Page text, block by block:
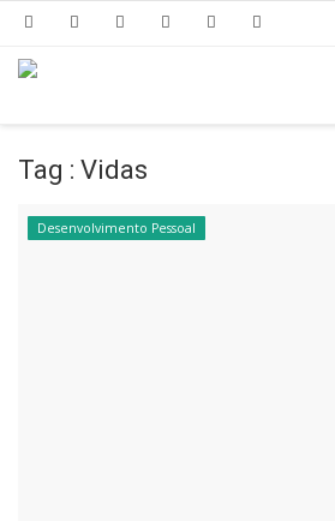
Tag : Vidas
Desenvolvimento Pessoal